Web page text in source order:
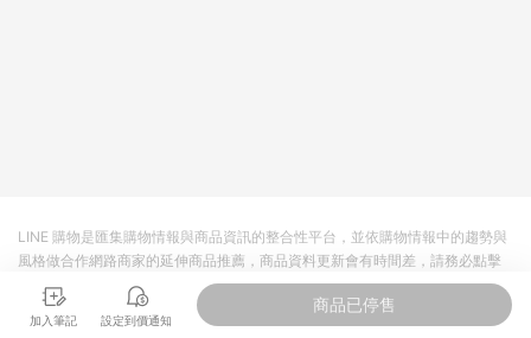
加入筆記 設定到價通知
商品已停售
LINE 購物是匯集購物情報與商品資訊的整合性平台，並依購物情報中的趨勢與
風格做合作網路商家的延伸商品推薦，商品資料更新會有時間差，請務必點擊
商品至各合作網路商家，確認現售價與購物條件，一切資訊以合作廠商網頁為
準。